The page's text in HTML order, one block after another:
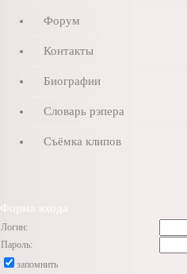
Форум
Контакты
Биографии
Словарь рэпера
Съёмка клипов
Форма входа
Логин:
Пароль:
запомнить